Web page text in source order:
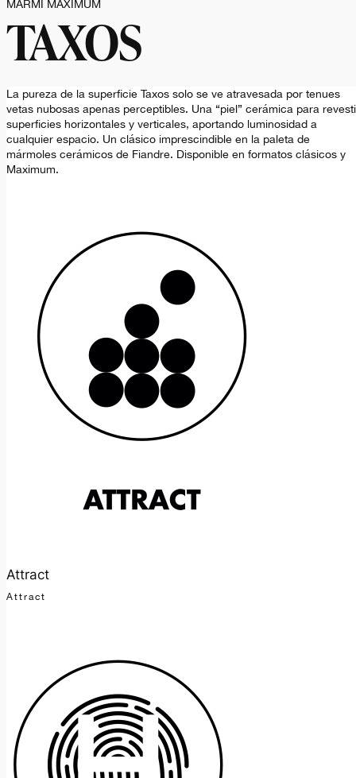
MARMI MAXIMUM
TAXOS
La pureza de la superficie Taxos solo se ve atravesada por tenues
vetas nubosas apenas perceptibles. Una “piel” cerámica para
superficies horizontales y verticales, aportando luminosidad a
cualquier espacio. Un clásico imprescindible en la paleta de
mármoles cerámicos de Fiandre. Disponible en formatos clásicos y
Maximum.
Attract
Attract